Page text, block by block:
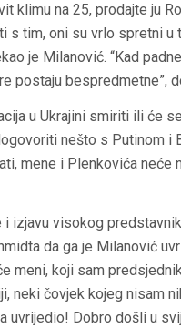
klimu na 25, prodajte ju
s tim, oni su vrlo spretni u
je Milanović. “Kad
postaju bespredmetne”,
u Ukrajini smiriti ili će
nešto s Putinom i
mene i Plenkovića neće
i izjavu visokog
da ga je Milanović
meni, koji sam
neki čovjek kojeg nisam
uvrijedio! Dobro došli u